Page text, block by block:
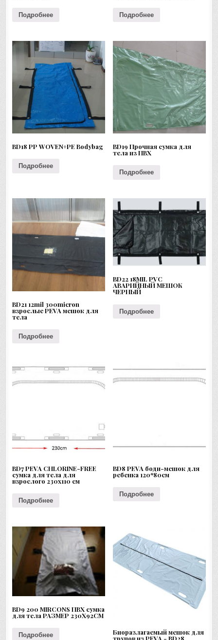
Подробнее Подробнее
BD18 PP WOVEN+PE Bodybag
Подробнее
BD19 Прочная сумка для
тела из ПВХ
Подробнее
BD21 12mil 300micron
взрослые PEVA мешок для
тела
Подробнее
BD22 18MIL PVC
АВАРИЙНЫЙ МЕШОК
ЧЕРНЫЙ
Подробнее
BD7 PEVA CHLORINE-FREE
сумка для тела для
взрослого 230x110 см
Подробнее
BD8 PEVA боди-мешок для
ребенка 120*80см
Подробнее
BD9 200 MIRCONS ПВХ сумка
для тела РАЗМЕР 230X92CM
Подробнее Биоразлагаемый мешок для